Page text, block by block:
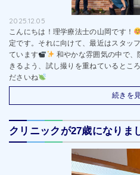
2025.12.05
こんにちは！理学療法士の山岡です！
定です。それに向けて、最近はスタッ
ています
和やかな雰囲気の中で
きるよう、試し撮りを重ねているとこ
ださいね
続きを
クリニックが27歳になりま